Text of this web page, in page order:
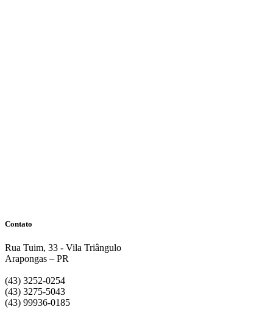
Contato
Rua Tuim, 33 - Vila Triângulo
Arapongas – PR
(43) 3252-0254
(43) 3275-5043
(43) 99936-0185